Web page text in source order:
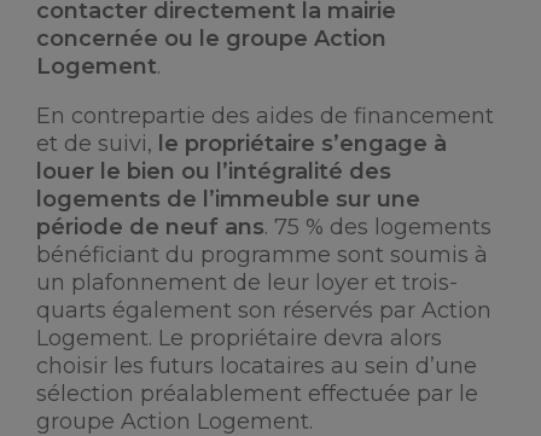
contacter directement la mairie
concernée ou le groupe Action
Logement.
En contrepartie des aides de financement
et de suivi, le propriétaire s’engage à
louer le bien ou l’intégralité des
logements de l’immeuble sur une
période de neuf ans. 75 % des logements
bénéficiant du programme sont soumis à
un plafonnement de leur loyer et trois-
quarts également son réservés par Action
Logement. Le propriétaire devra alors
choisir les futurs locataires au sein d’une
sélection préalablement effectuée par le
groupe Action Logement.